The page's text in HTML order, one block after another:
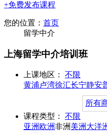
+免费发布课程
您的位置： 首页
留学中介
上海留学中介培训班
上课地区：
不限
黄浦卢湾徐汇长宁静安
所有
课程类型：
不限
亚洲 欧洲非洲 美洲 大洋